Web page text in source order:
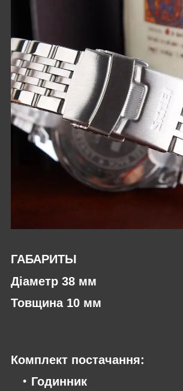
ГАБАРИТЫ
Діаметр 38 мм
Товщина 10 мм
Комплект постачання:
Годинник